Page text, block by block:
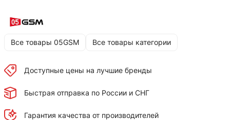
Все товары 05GSM Все товары категории
Доступные цены на лучшие бренды
Быстрая отправка по России и СНГ
Гарантия качества от производителей